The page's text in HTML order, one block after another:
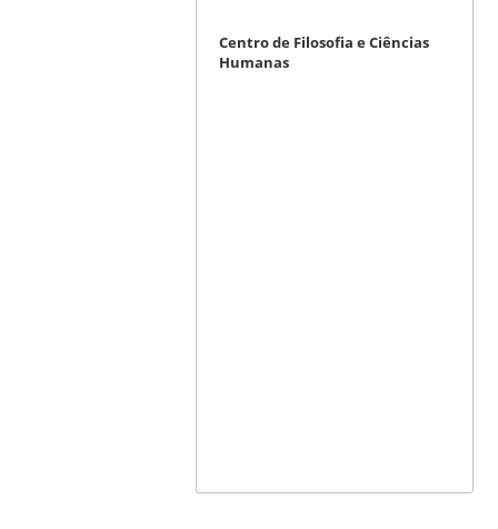
Centro de Filosofia e Ciências
Humanas